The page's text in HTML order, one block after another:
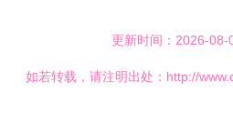
更新时间：2026-08-
如若转载，请注明出处：http://